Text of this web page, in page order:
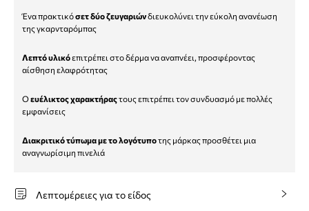
Ένα πρακτικόσετ δύο ζευγαριώνδιευκολύνει την εύκολη ανανέωση
της γκαρνταρόμπας
Λεπτό υλικόεπιτρέπει στο δέρμα να αναπνέει, προσφέροντας
αίσθηση ελαφρότητας
Οευέλικτος χαρακτήραςτους επιτρέπει τον συνδυασμό με πολλές
εμφανίσεις
Διακριτικό τύπωμα με το λογότυποτης μάρκας προσθέτει μια
αναγνωρίσιμη πινελιά
Λεπτομέρειες για το είδος